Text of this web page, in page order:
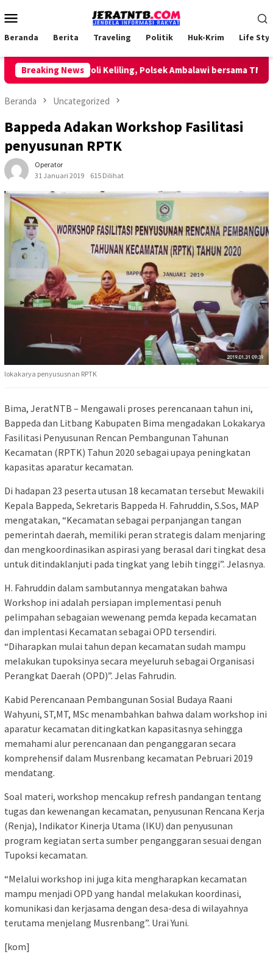
ke
Mobile
Beranda Berita Traveling Politik Huk-Krim Life
Breaking News
Lakukan Patroli Keliling, Polsek Ambalawi bersama TNI dan
Beranda Uncategorized
Bappeda Adakan Workshop Fasilitasi
penyusunan RPTK
Operator
31 Januari 2019
615 Dilihat
lokakarya penyususnan RPTK
Bima, JeratNTB – Mengawali proses perencanaan tahun ini,
Bappeda dan Litbang Kabupaten Bima mengadakan Lokakarya
Fasilitasi Penyusunan Rencan Pembangunan Tahunan
Kecamatan (RPTK) Tahun 2020 sebagai upaya peningkatan
kapasitas aparatur kecamatan.
Di hadapan 23 peserta utusan 18 kecamatan tersebut Mewakili
Kepala Bappeda, Sekretaris Bappeda H. Fahruddin, S.Sos, MAP
mengatakan, “Kecamatan sebagai perpanjangan tangan
pemerintah daerah, memiliki peran strategis dalam menjaring
dan mengkoordinasikan aspirasi yang berasal dari tingkat desa
untuk ditindaklanjuti pada tingkat yang lebih tinggi”. Jelasnya.
H. Fahruddin dalam sambutannya mengatakan bahwa
Workshop ini adalah persiapan implementasi penuh
pelimpahan sebagaian wewenang pemda kepada kecamatan
dan implentasi Kecamatan sebagai OPD tersendiri.
“Diharapkan mulai tahun depan kecamatan sudah mampu
melakukan tupoksinya secara meyeluruh sebagai Organisasi
Perangkat Daerah (OPD)”. Jelas Fahrudin.
Kabid Perencanaan Pembangunan Sosial Budaya Raani
Wahyuni, ST,MT, MSc menambahkan bahwa dalam workshop ini
aparatur kecamatan ditingkatkan kapasitasnya sehingga
memahami alur perencanaan dan penganggaran secara
komprehensif dalam Musrenbang kecamatan Pebruari 2019
mendatang.
Soal materi, workshop mencakup refresh pandangan tentang
tugas dan kewenangan kecamatan, penyusunan Rencana Kerja
(Renja), Indikator Kinerja Utama (IKU) dan penyusunan
program kegiatan serta sumber penganggaran sesuai dengan
Tupoksi kecamatan.
“Melalui workshop ini juga kita mengharapkan kecamatan
mampu menjadi OPD yang handal melakukan koordinasi,
komunikasi dan kerjasama dengan desa-desa di wilayahnya
terutama menjelang Musrenbang”. Urai Yuni.
[kom]